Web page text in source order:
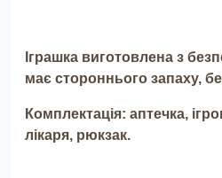
Іграшка виготовлена з
має стороннього запаху,
Комплектація: аптечка,
лікаря, рюкзак.